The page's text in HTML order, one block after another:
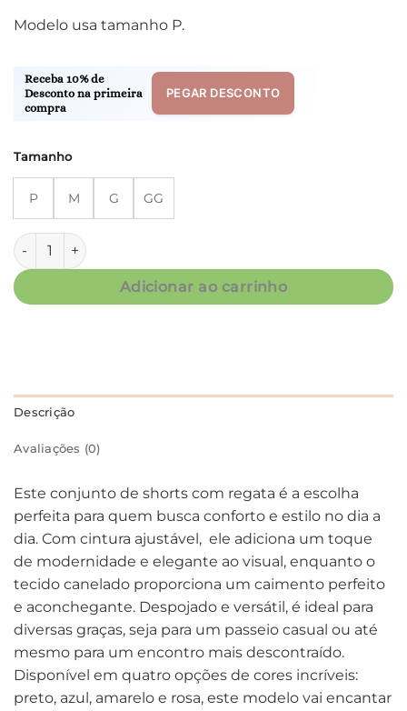
Modelo usa tamanho P.
Receba 10% de
Desconto na primeira
compra
PEGAR DESCONTO
Tamanho
P M G GG
Conjunto Canelado - Amarelo - Col. Aconchego quantidade
Adicionar ao carrinho
Descrição
Avaliações (0)
Este conjunto de shorts com regata é a escolha
perfeita para quem busca conforto e estilo no dia a
dia. Com cintura ajustável, ele adiciona um toque
de modernidade e elegante ao visual, enquanto o
tecido canelado proporciona um caimento perfeito
e aconchegante. Despojado e versátil, é ideal para
diversas graças, seja para um passeio casual ou até
mesmo para um encontro mais descontraído.
Disponível em quatro opções de cores incríveis:
preto, azul, amarelo e rosa, este modelo vai encantar